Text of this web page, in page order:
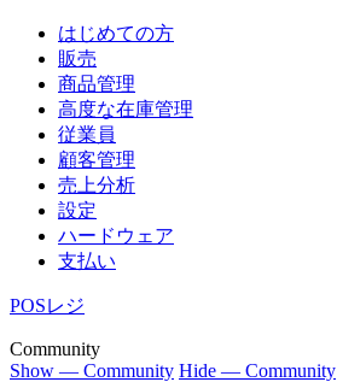
はじめての方
販売
商品管理
高度な在庫管理
従業員
顧客管理
売上分析
設定
ハードウェア
支払い
POSレジ
Community
Show — Community Hide — Community